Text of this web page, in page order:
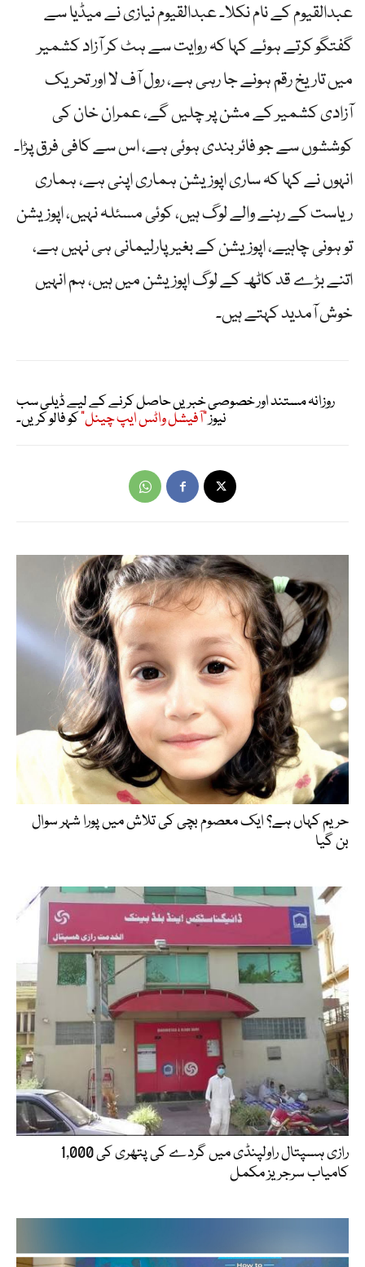
عبدالقیوم کے نام نکلا۔ عبدالقیوم نیازی نے میڈیا سے
گفتگو کرتے ہوئے کہا کہ روایت سے ہٹ کر آزاد کشمیر
میں تاریخ رقم ہونے جا رہی ہے، رول آف لا اور تحریک
آزادی کشمیر کے مشن پر چلیں گے، عمران خان کی
کوششوں سے جو فائر بندی ہوئی ہے، اس سے کافی فرق پڑا۔
انہوں نے کہا کہ ساری اپوزیشن ہماری اپنی ہے، ہماری
ریاست کے رہنے والے لوگ ہیں، کوئی مسئلہ نہیں، اپوزیشن
تو ہونی چاہیے، اپوزیشن کے بغیر پارلیمانی ہی نہیں ہے،
اتنے بڑے قد کاٹھ کے لوگ اپوزیشن میں ہیں، ہم انہیں
خوش آمدید کہتے ہیں۔
روزانہ مستند اور خصوصی خبریں حاصل کرنے کے لیے ڈیلی سب
نیوز"آفیشل واٹس ایپ چینل"کو فالو کریں۔
حریم کہاں ہے؟ ایک معصوم بچی کی تلاش میں پورا شہر سوال
بن گیا
رازی ہسپتال راولپنڈی میں گردے کی پتھری کی 1,000
کامیاب سرجریز مکمل